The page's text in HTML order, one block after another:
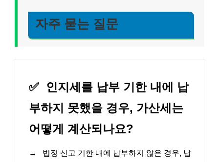
자주 묻는 질문
✅
인지세를 납부 기한 내에 납
부하지 못했을 경우, 가산세는
어떻게 계산되나요?
→
법정 신고 기한 내에 납부하지 않은 경우, 납